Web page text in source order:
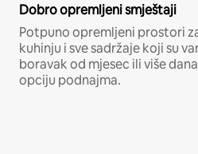
Dobro opremljeni smještaji
Potpuno opremljeni prostori
kuhinju i sve sadržaje koji su
boravak od mjesec ili više
opciju podnajma.